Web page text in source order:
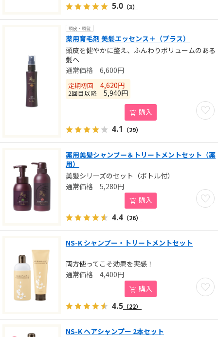
5.0 （3）
頭皮・頭髪
薬用育毛剤 美髪エッセンス＋（プラス）
頭皮を健やかに整え、ふんわりボリュームのある
髪へ
お気
6,600円
定期初回 4,620円
2回目以降 5,940円
購入
4.1 （29）
薬用美髪シャンプー＆トリートメントセット（薬
用）
美髪シリーズのセット（ボトル付）
お気
5,280円
購入
4.4 （26）
NS-K シャンプー・トリートメントセット
両方使ってこそ効果を実感！
お気
4,400円
購入
4.5 （22）
NS-K ヘアシャンプー 2本セット